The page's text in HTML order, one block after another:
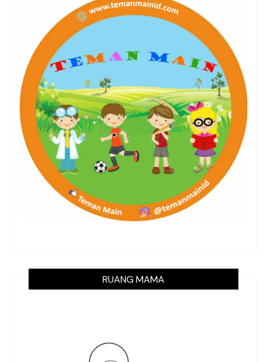
RUANG MAMA